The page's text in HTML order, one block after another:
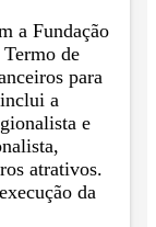
a Fundação
de
para
a
e
atrativos.
da